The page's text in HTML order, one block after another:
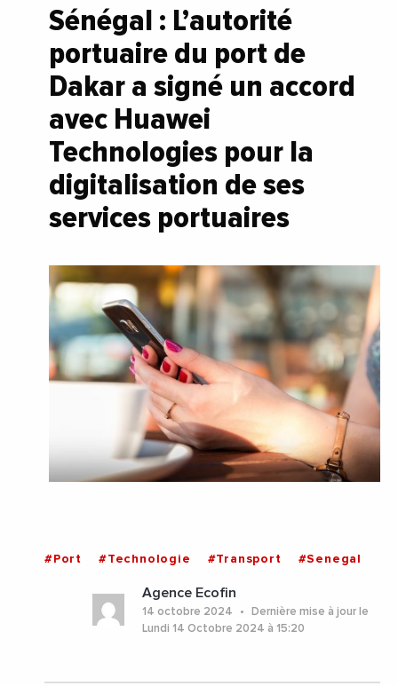
Sénégal : L’autorité
portuaire du port de
Dakar a signé un accord
avec Huawei
Technologies pour la
digitalisation de ses
services portuaires
#Port #Technologie #Transport #Senegal
Agence Ecofin
14 octobre 2024
Dernière mise à jour le
Lundi 14 Octobre 2024 à 15:20